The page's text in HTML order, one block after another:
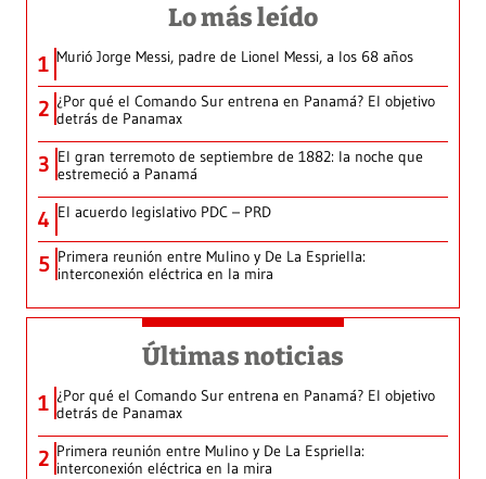
Lo más leído
1 Murió Jorge Messi, padre de Lionel Messi, a los 68 años
2 ¿Por qué el Comando Sur entrena en Panamá? El objetivo
detrás de Panamax
3 El gran terremoto de septiembre de 1882: la noche que
estremeció a Panamá
4 El acuerdo legislativo PDC – PRD
5 Primera reunión entre Mulino y De La Espriella:
interconexión eléctrica en la mira
Últimas noticias
1 ¿Por qué el Comando Sur entrena en Panamá? El objetivo
detrás de Panamax
2 Primera reunión entre Mulino y De La Espriella:
interconexión eléctrica en la mira